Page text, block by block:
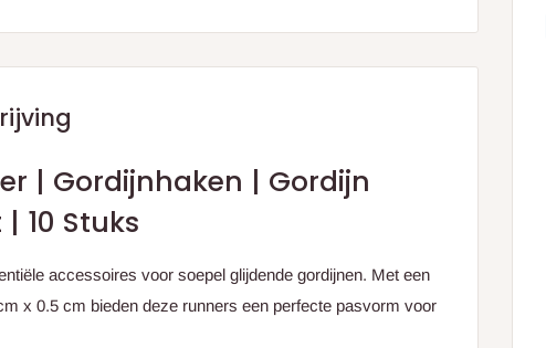
| Gordijnhaken | Gordijn
10 Stuks
accessoires voor soepel glijdende gordijnen. Met een
x 0.5 cm bieden deze runners een perfecte pasvorm voor